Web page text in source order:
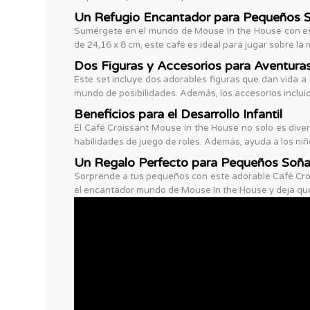
Un Refugio Encantador para Pequeños
Sumérgete en el mundo de Mouse In the House con
de 24,16 x 8 cm, este café es ideal para jugar sobre
Dos Figuras y Accesorios para
Este set incluye dos adorables figuras que dan vida
mundo de posibilidades. Además, los accesorios
Beneficios para el Desarrollo Infantil
El Café Croissant Mouse In the House no solo es
habilidades de juego de roles. Además, ayuda a los
Un Regalo Perfecto para Pequeños
Sorprende a tus pequeños con este adorable Café
el encantador mundo de Mouse In the House y deja